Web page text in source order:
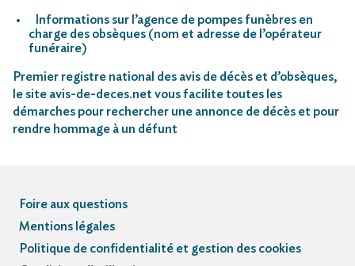
Informations sur l’agence de pompes funèbres en
charge des obsèques (nom et adresse de l’opérateur
funéraire)
Premier registre national des avis de décès et d’obsèques,
le site avis-de-deces.net vous facilite toutes les
démarches pour rechercher une annonce de décès et pour
rendre hommage à un défunt
Foire aux questions
Mentions légales
Politique de confidentialité et gestion des cookies